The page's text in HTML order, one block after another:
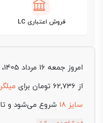
فروش اعتباری LC
امروز جمعه 16 مرداد 1405،
از 62,736 تومان برای
سایز 18
شروع می‌شود و تا 68,370 تومان برای